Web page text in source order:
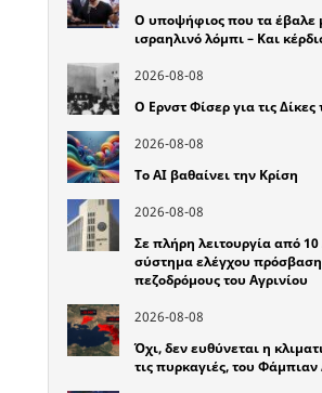
Ο υποψήφιος που τα έβαλε
ισραηλινό λόμπι – Και
2026-08-08
Ο Ερνστ Φίσερ για τις
2026-08-08
Το ΑΙ βαθαίνει την Κρίση
2026-08-08
Σε πλήρη λειτουργία από
σύστημα ελέγχου
πεζοδρόμους του Αγρινίου
2026-08-08
Όχι, δεν ευθύνεται η
τις πυρκαγιές, του